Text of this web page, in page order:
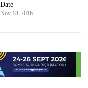
Date
Nov 18, 2016